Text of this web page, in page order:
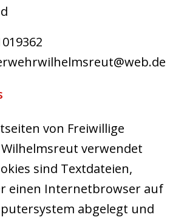
von Freiwillige
verwendet
sind Textdateien,
einen Internetbrowser auf
abgelegt und